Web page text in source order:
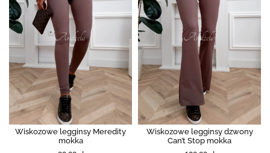
Wiskozowe legginsy Meredity
mokka
Wiskozowe legginsy dzwony
Can’t Stop mokka